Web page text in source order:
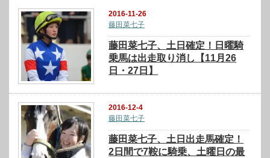
2016-11-26
藤田菜七子
藤田菜七子、土日確定！日曜騎
乗馬は出走取り消し【11月26
日・27日】
2016-12-4
藤田菜七子
藤田菜七子、土日出走馬確定！
2日間で7鞍に騎乗、土曜日の最